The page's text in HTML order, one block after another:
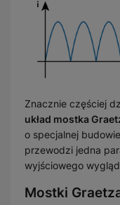
Znacznie częściej
układ mostka
o specjalnej
przewodzi jedna
wyjściowego
Mostki